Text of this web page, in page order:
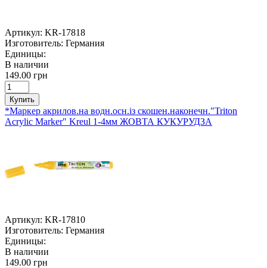
Артикул: KR-17818
Изготовитель: Германия
Единицы:
В наличии
149.00 грн
Купить
*Маркер акрилов.на водн.осн.із скошен.наконечн."Triton
Acrylic Marker" Kreul 1-4мм ЖОВТА КУКУРУДЗА
Артикул: KR-17810
Изготовитель: Германия
Единицы:
В наличии
149.00 грн